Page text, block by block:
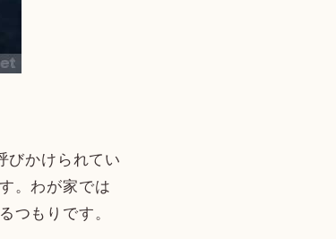
びかけられてい
。わが家では
もりです。